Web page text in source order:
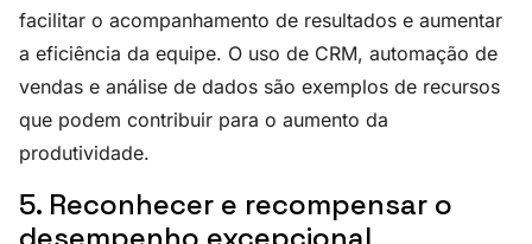
facilitar o acompanhamento de resultados e aumentar
a eficiência da equipe. O uso de CRM, automação de
vendas e análise de dados são exemplos de recursos
que podem contribuir para o aumento da
produtividade.
5. Reconhecer e recompensar o